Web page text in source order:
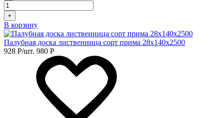
+
В корзину
Палубная доска лиственница сорт прима 28х140х2500
928 Р/шт. 980 Р